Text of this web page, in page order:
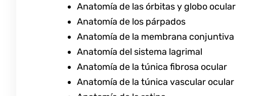
Anatomía de las órbitas y globo ocular
Anatomía de los párpados
Anatomía de la membrana conjuntiva
Anatomía del sistema lagrimal
Anatomía de la túnica fibrosa ocular
Anatomía de la túnica vascular ocular